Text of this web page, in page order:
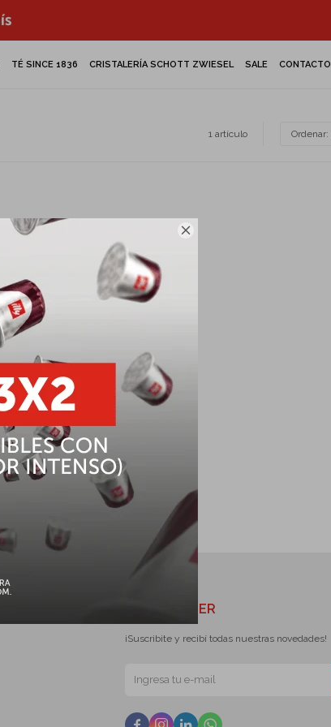

TÉ SINCE 1836 CRISTALERÍA SCHOTT ZWIESEL SALE CONTACTO
1 artículo
NEWSLETTER
¡Suscribite y recibí todas nuestras novedades!